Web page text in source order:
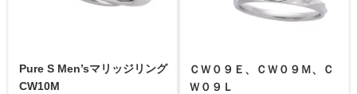
Pure S Men’sマリッジリング
CW10M
ＣＷ０９Ｅ、ＣＷ０９Ｍ、Ｃ
Ｗ０９Ｌ